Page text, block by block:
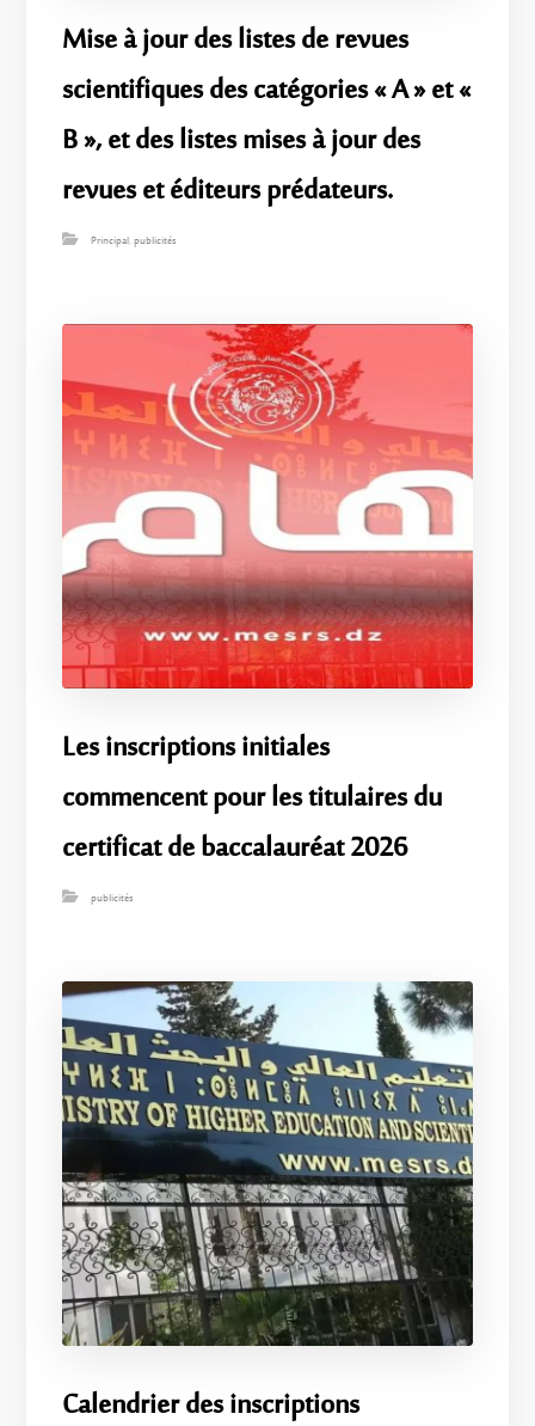
Mise à jour des listes de revues
scientifiques des catégories « A » et «
B », et des listes mises à jour des
revues et éditeurs prédateurs.
Principal,publicités
Les inscriptions initiales
commencent pour les titulaires du
certificat de baccalauréat 2026
publicités
Calendrier des inscriptions